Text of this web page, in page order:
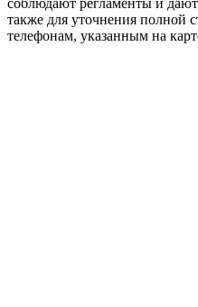
также для уточнения полной
телефонам, указанным на